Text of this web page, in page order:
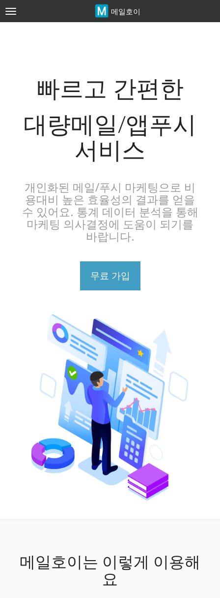
메일호이
Toggle
navigation
빠르고 간편한
대량메일/앱푸시
서비스
개인화된 메일/푸시 마케팅으로 비
용대비 높은 효율성의 결과를 얻을
수 있어요. 통계 데이터 분석을 통해
마케팅 의사결정에 도움이 되기를
바랍니다.
무료 가입
메일호이는 이렇게 이용해
요